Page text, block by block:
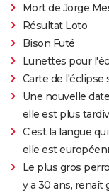
Mort de Jorge
Résultat Loto
Bison Futé
Lunettes pour
Carte de l'éclipse
Une nouvelle
elle est plus
C'est la langue
elle est
Le plus gros
y a 30 ans, renaît